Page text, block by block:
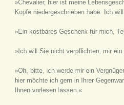
»Chevalier, hier ist meine
Kopfe niedergeschrieben habe. Ich
»Ein kostbares Geschenk für mich,
»Ich will Sie nicht verpflichten, mir
»Oh, bitte, ich werde mir ein
hier möchte ich gern in Ihrer
Ihnen vorlesen lassen.«